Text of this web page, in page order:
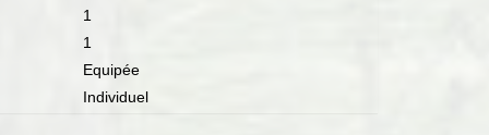
1
1
Equipée
Individuel